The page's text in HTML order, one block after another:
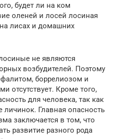
будет ли на ком
оленей и лосей лосиная
лисах и домашних
не являются
возбудителей. Поэтому
боррелиозом и
отсутствует. Кроме того,
для человека, так как
личинок. Главная опасность
заключается в том, что
развитие разного рода